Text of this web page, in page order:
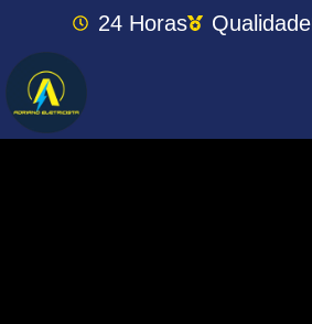
24 Horas Qualidade